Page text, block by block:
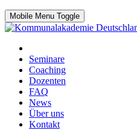
Mobile Menu Toggle
Seminare
Coaching
Dozenten
FAQ
News
Über uns
Kontakt